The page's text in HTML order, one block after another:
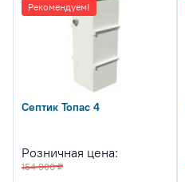
Рекомендуем!
Септик Топас 4
Розничная цена:
154 900 ₽